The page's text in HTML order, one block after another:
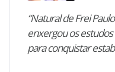
“Natural de Frei
enxergou os
para conquistar